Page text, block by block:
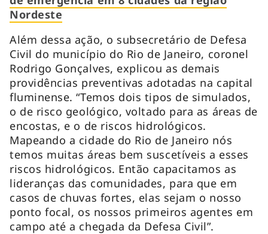
Nordeste
Além dessa ação, o subsecretário de Defesa
Civil do município do Rio de Janeiro, coronel
Rodrigo Gonçalves, explicou as demais
providências preventivas adotadas na capital
fluminense. “Temos dois tipos de simulados,
o de risco geológico, voltado para as áreas de
encostas, e o de riscos hidrológicos.
Mapeando a cidade do Rio de Janeiro nós
temos muitas áreas bem suscetíveis a esses
riscos hidrológicos. Então capacitamos as
lideranças das comunidades, para que em
casos de chuvas fortes, elas sejam o nosso
ponto focal, os nossos primeiros agentes em
campo até a chegada da Defesa Civil”.